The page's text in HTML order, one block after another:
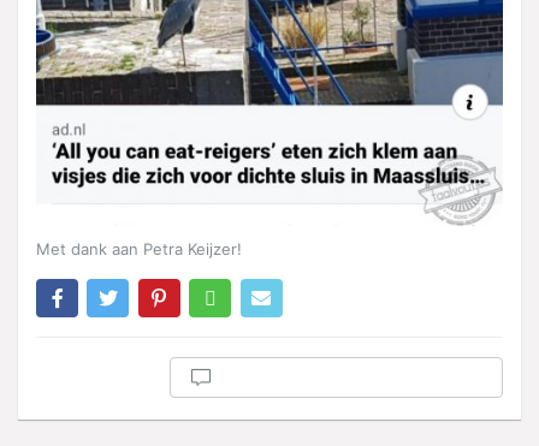
Met dank aan Petra Keijzer!